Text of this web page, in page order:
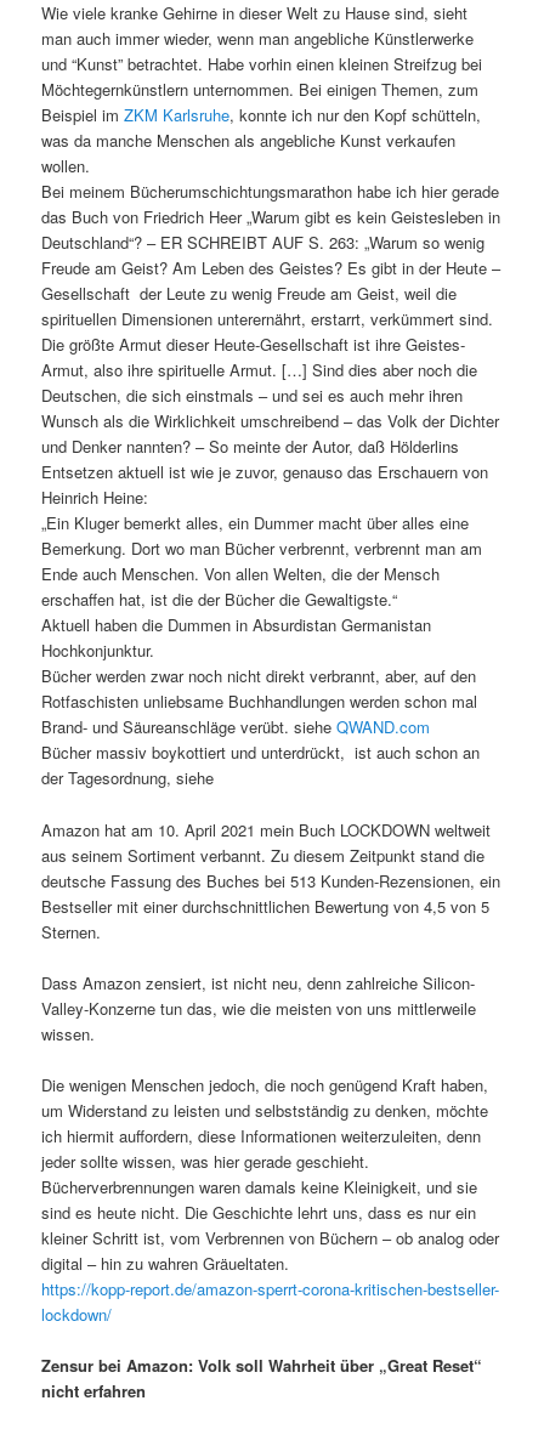
Wie viele kranke Gehirne in dieser Welt zu Hause sind, sieht
man auch immer wieder, wenn man angebliche Künstlerwerke
und “Kunst” betrachtet. Habe vorhin einen kleinen Streifzug bei
Möchtegernkünstlern unternommen. Bei einigen Themen, zum
Beispiel imZKM Karlsruhe, konnte ich nur den Kopf schütteln,
was da manche Menschen als angebliche Kunst verkaufen
wollen.
Bei meinem Bücherumschichtungsmarathon habe ich hier gerade
das Buch von Friedrich Heer „Warum gibt es kein Geistesleben in
Deutschland“? – ER SCHREIBT AUF S. 263: „Warum so wenig
Freude am Geist? Am Leben des Geistes? Es gibt in der Heute –
Gesellschaft der Leute zu wenig Freude am Geist, weil die
spirituellen Dimensionen unterernährt, erstarrt, verkümmert sind.
Die größte Armut dieser Heute-Gesellschaft ist ihre Geistes-
Armut, also ihre spirituelle Armut. […] Sind dies aber noch die
Deutschen, die sich einstmals – und sei es auch mehr ihren
Wunsch als die Wirklichkeit umschreibend – das Volk der Dichter
und Denker nannten? – So meinte der Autor, daß Hölderlins
Entsetzen aktuell ist wie je zuvor, genauso das Erschauern von
Heinrich Heine:
„Ein Kluger bemerkt alles, ein Dummer macht über alles eine
Bemerkung. Dort wo man Bücher verbrennt, verbrennt man am
Ende auch Menschen. Von allen Welten, die der Mensch
erschaffen hat, ist die der Bücher die Gewaltigste.“
Aktuell haben die Dummen in Absurdistan Germanistan
Hochkonjunktur.
Bücher werden zwar noch nicht direkt verbrannt, aber, auf den
Rotfaschisten unliebsame Buchhandlungen werden schon mal
Brand- und Säureanschläge verübt. sieheQWAND.com
Bücher massiv boykottiert und unterdrückt, ist auch schon an
der Tagesordnung, siehe
Amazon hat am 10. April 2021 mein Buch LOCKDOWN weltweit
aus seinem Sortiment verbannt. Zu diesem Zeitpunkt stand die
deutsche Fassung des Buches bei 513 Kunden-Rezensionen, ein
Bestseller mit einer durchschnittlichen Bewertung von 4,5 von 5
Sternen.
Dass Amazon zensiert, ist nicht neu, denn zahlreiche Silicon-
Valley-Konzerne tun das, wie die meisten von uns mittlerweile
wissen.
Die wenigen Menschen jedoch, die noch genügend Kraft haben,
um Widerstand zu leisten und selbstständig zu denken, möchte
ich hiermit auffordern, diese Informationen weiterzuleiten, denn
jeder sollte wissen, was hier gerade geschieht.
Bücherverbrennungen waren damals keine Kleinigkeit, und sie
sind es heute nicht. Die Geschichte lehrt uns, dass es nur ein
kleiner Schritt ist, vom Verbrennen von Büchern – ob analog oder
digital – hin zu wahren Gräueltaten.
https://kopp-report.de/amazon-sperrt-corona-kritischen-bestseller-
lockdown/
Zensur bei Amazon: Volk soll Wahrheit über „Great Reset“
nicht erfahren